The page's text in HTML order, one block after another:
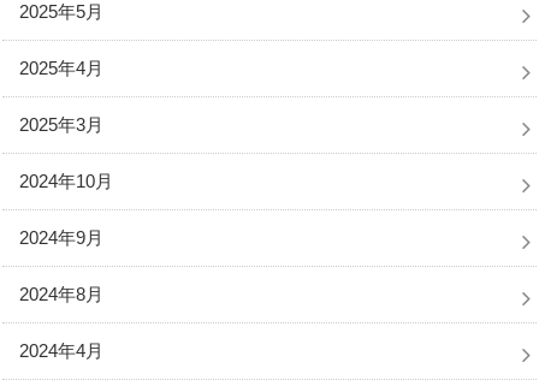
2025年5月
2025年4月
2025年3月
2024年10月
2024年9月
2024年8月
2024年4月